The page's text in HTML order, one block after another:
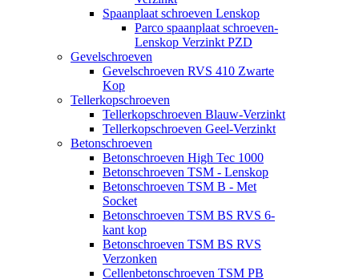
Spaanplaat schroeven Lenskop
Parco spaanplaat schroeven-
Lenskop Verzinkt PZD
Gevelschroeven
Gevelschroeven RVS 410 Zwarte
Kop
Tellerkopschroeven
Tellerkopschroeven Blauw-Verzinkt
Tellerkopschroeven Geel-Verzinkt
Betonschroeven
Betonschroeven High Tec 1000
Betonschroeven TSM - Lenskop
Betonschroeven TSM B - Met
Socket
Betonschroeven TSM BS RVS 6-
kant kop
Betonschroeven TSM BS RVS
Verzonken
Cellenbetonschroeven TSM PB